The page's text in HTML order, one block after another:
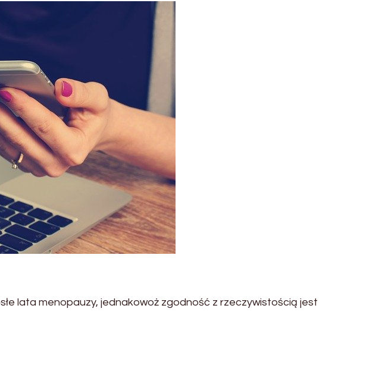
lata menopauzy, jednakowoż zgodność z rzeczywistością jest